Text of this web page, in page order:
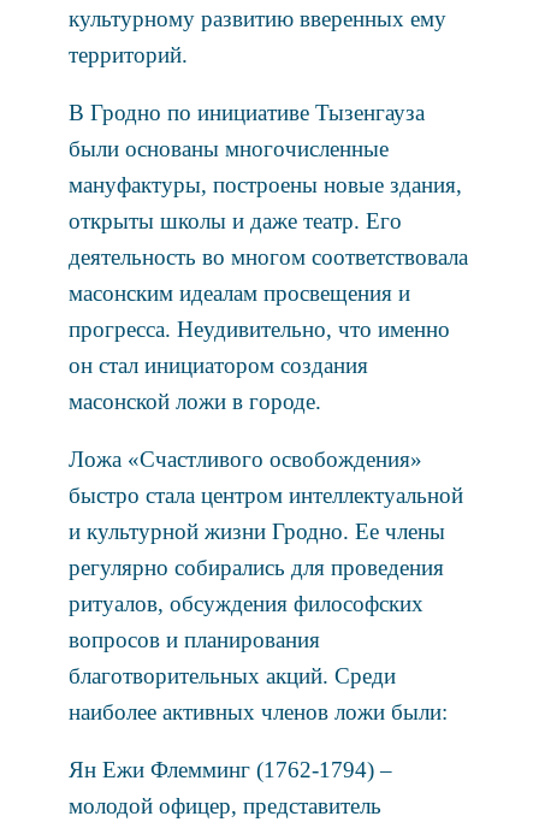
культурному развитию вверенных ему
территорий.
В Гродно по инициативе Тызенгауза
были основаны многочисленные
мануфактуры, построены новые здания,
открыты школы и даже театр. Его
деятельность во многом соответствовала
масонским идеалам просвещения и
прогресса. Неудивительно, что именно
он стал инициатором создания
масонской ложи в городе.
Ложа «Счастливого освобождения»
быстро стала центром интеллектуальной
и культурной жизни Гродно. Ее члены
регулярно собирались для проведения
ритуалов, обсуждения философских
вопросов и планирования
благотворительных акций. Среди
наиболее активных членов ложи были:
Ян Ежи Флемминг (1762-1794) –
молодой офицер, представитель